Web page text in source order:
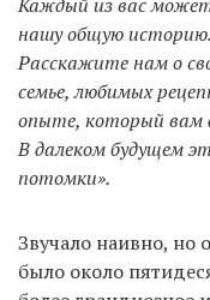
нашу общую историю.
Расскажите нам о
семье, любимых
опыте, который вам
В далеком будущем
потомки».
Звучало наивно, но
было около